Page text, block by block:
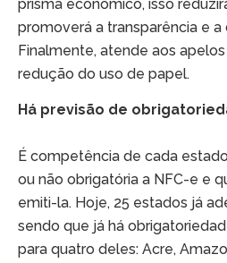
prisma econômico, isso
promoverá a transparência e
Finalmente, atende aos
redução do uso de papel.
Há previsão de
É competência de cada
ou não obrigatória a NFC-e e
emiti-la. Hoje, 25 estados já
sendo que já há
para quatro deles: Acre,